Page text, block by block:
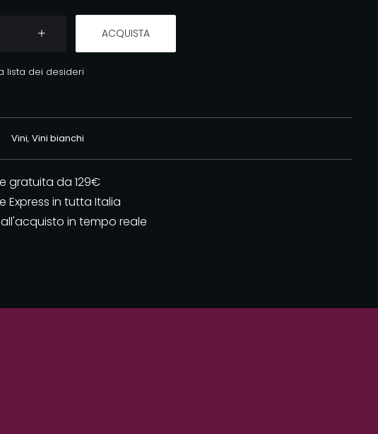
ACQUISTA
lista dei desideri
Vini, Vini bianchi
gratuita da 129€
Express in tutta Italia
in tempo reale